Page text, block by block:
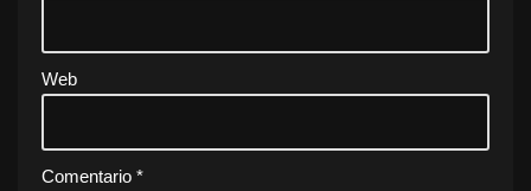
Web
Comentario *